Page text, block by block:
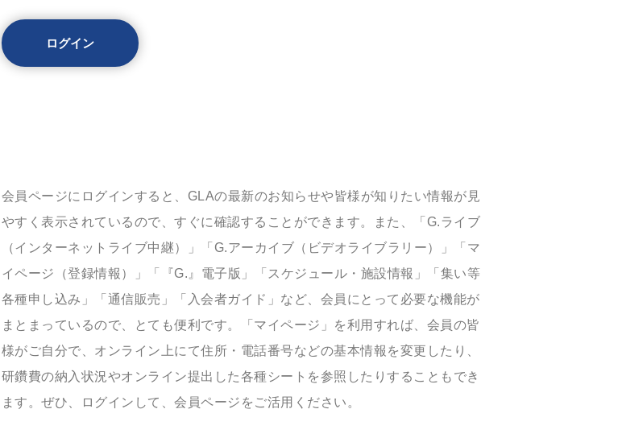
会員ページにログインすると、GLAの最新のお知らせや皆様が知りたい情報が見
やすく表示されているので、すぐに確認することができます。また、「G.ライブ
（インターネットライブ中継）」「G.アーカイブ（ビデオライブラリー）」「マ
イページ（登録情報）」「『G.』電子版」「スケジュール・施設情報」「集い等
各種申し込み」「通信販売」「入会者ガイド」など、会員にとって必要な機能が
まとまっているので、とても便利です。「マイページ」を利用すれば、会員の皆
様がご自分で、オンライン上にて住所・電話番号などの基本情報を変更したり、
研鑽費の納入状況やオンライン提出した各種シートを参照したりすることもでき
ます。ぜひ、ログインして、会員ページをご活用ください。